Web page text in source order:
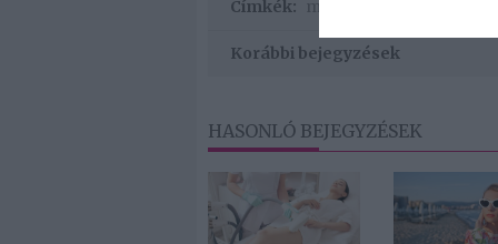
Címkék: menyasszonyi ruha
Korábbi bejegyzések
HASONLÓ BEJEGYZÉSEK